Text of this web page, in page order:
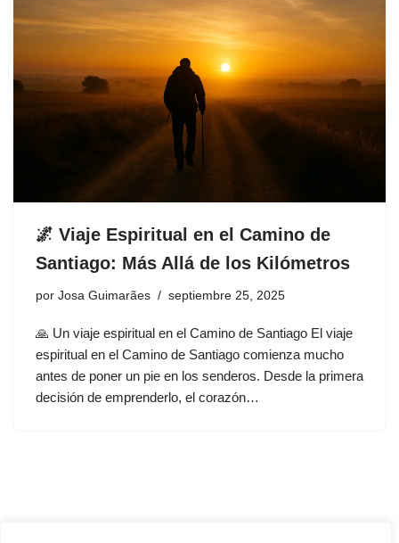
🌌 Viaje Espiritual en el Camino de
Santiago: Más Allá de los Kilómetros
por Josa Guimarães septiembre 25, 2025
🙏 Un viaje espiritual en el Camino de Santiago El viaje
espiritual en el Camino de Santiago comienza mucho
antes de poner un pie en los senderos. Desde la primera
decisión de emprenderlo, el corazón…